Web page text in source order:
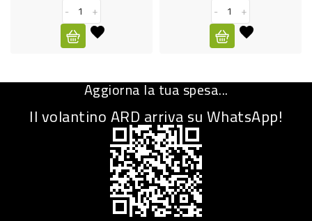
IGIENICO
SANITARI
PERSONA
PUERICULTURA
-
+
-
+
Aggiorna la tua spesa...
Il volantino ARD arriva su WhatsApp!